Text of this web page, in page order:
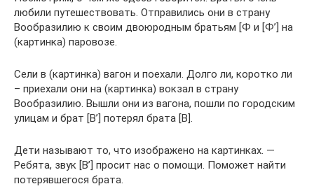
любили путешествовать. Отправились они в страну
Вообразилию к своим двоюродным братьям [Ф и [Ф’] на
(картинка) паровозе.
Сели в (картинка) вагон и поехали. Долго ли, коротко ли
– приехали они на (картинка) вокзал в страну
Вообразилию. Вышли они из вагона, пошли по городским
улицам и брат [В’] потерял брата [В].
Дети называют то, что изображено на картинках. —
Ребята, звук [В’] просит нас о помощи. Поможет найти
потерявшегося брата.